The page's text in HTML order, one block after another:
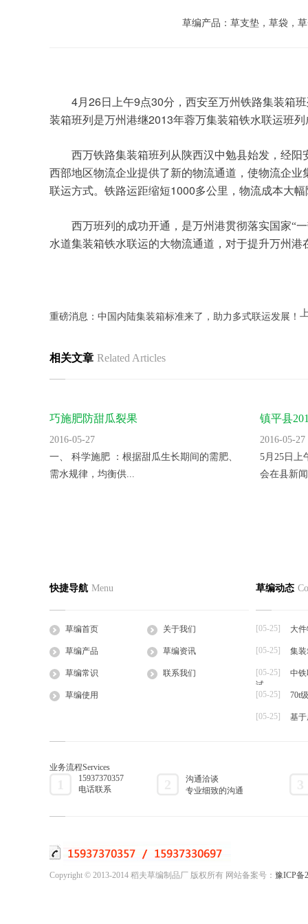
草编产品：草支垫，草袋，
	4
月 26日上午9点30分，西安至万州铁路集装箱
装箱班列是万州港继2013年蓉万集装箱铁水联运班
西万铁路集装箱班列从陕西汉中勉县始发，经
西部地区物流企业提供了新的物流通道，使物流企
联运方式。铁路运距缩短1000多公里，物流成本大
西万班列的成功开通，是万州港贯彻落实国家“
水道集装箱铁水联运的大物流通道，对于提升万州
重磅消息：中国内陆集装箱标准来了，助力多式联运发展！
相关文章 Related Articles
巧施肥防甜瓜裂果
2016-05-27
一、 科学施肥 ：根据甜瓜生长期间的需肥、
需水规律，均衡供...
镇平县
里。
2016-05-27
5月25日上
会在县新
2016-05-27
日光温室是靠太阳的热辐射来获得热量的，夜
间的热量也主要依...
2016-05-27
一、品种
湿热、耐
草支垫
草棒
大棚草
草袋
草绳
草片
快捷导航 Menu
草编首页 关于我们
草编产品 草编资讯
草编常识 联系我们
草编使用
草编动态
[05-25] 大
[05-25] 集
[05-25]
中
试
[05-25]
70t
[05-25] 基
业务流程Services
15937370357
电话联系
沟通洽谈
专业细致的沟通
Copyright © 2013-2014 稻夫草编制品厂 版权所有 网站备案号： 豫ICP备